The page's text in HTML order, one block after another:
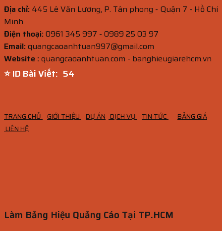
Địa chỉ: 445 Lê Văn Lương, P. Tân phong - Quận 7 - Hồ Chí
Minh
Điện thoại:0961 345 997 - 0989 25 03 97
Email:quangcaoanhtuan997@gmail.com
Website :quangcaoanhtuan.com - banghieugiarehcm.vn
⭐ ID Bài Viết: 53
TRANG CHỦ GIỚI THIỆU DỰ ÁN DỊCH VỤ TIN TỨC
BẢNG GIÁ
LIÊN HỆ
Làm Bảng Hiệu Quảng Cáo Tại TP.HCM